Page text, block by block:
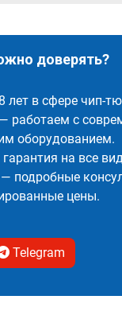
доверять?
лет в сфере чип-
— работаем с
оборудованием.
на все
подробные
цены.
Telegram